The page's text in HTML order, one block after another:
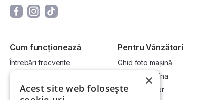
Cum funcționează
Întrebări frecvente
Cum vând la licitație?
Pentru Vânzători
Ghid foto mașină
Vinde-ți mașina
Devino dealer
×
Acest site web folosește